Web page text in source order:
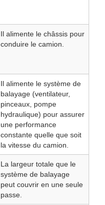
Il alimente le châssis pour
conduire le camion.
Il alimente le système de
balayage (ventilateur,
pinceaux, pompe
hydraulique) pour assurer
une performance
constante quelle que soit
la vitesse du camion.
La largeur totale que le
système de balayage
peut couvrir en une seule
passe.